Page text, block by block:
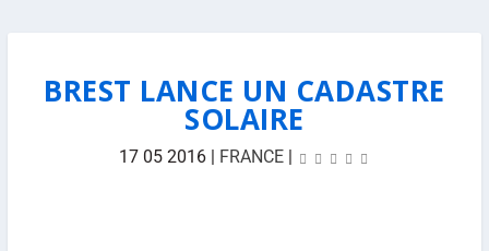
BREST LANCE UN CADASTRE
SOLAIRE
17 05 2016 | FRANCE |